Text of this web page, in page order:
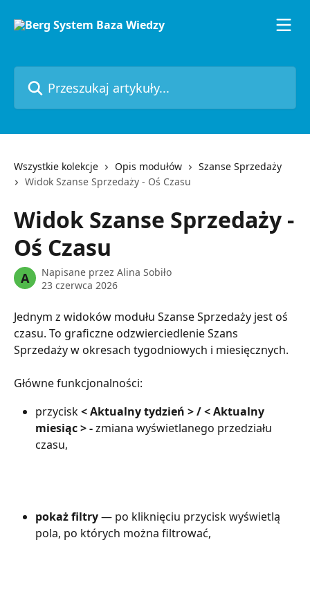
Wszystkie kolekcje Opis modułów
Szanse Sprzedaży
Widok Szanse Sprzedaży - Oś Czasu
Widok Szanse Sprzedaży -
Oś Czasu
A Napisane przez Alina Sobiło
23 czerwca 2026
Jednym z widoków modułu Szanse Sprzedaży jest oś
czasu. To graficzne odzwierciedlenie Szans
Sprzedaży w okresach tygodniowych i miesięcznych.
Główne funkcjonalności:
przycisk < Aktualny tydzień > / < Aktualny
miesiąc > - zmiana wyświetlanego przedziału
czasu,
pokaż filtry — po kliknięciu przycisk wyświetlą
pola, po których można filtrować,